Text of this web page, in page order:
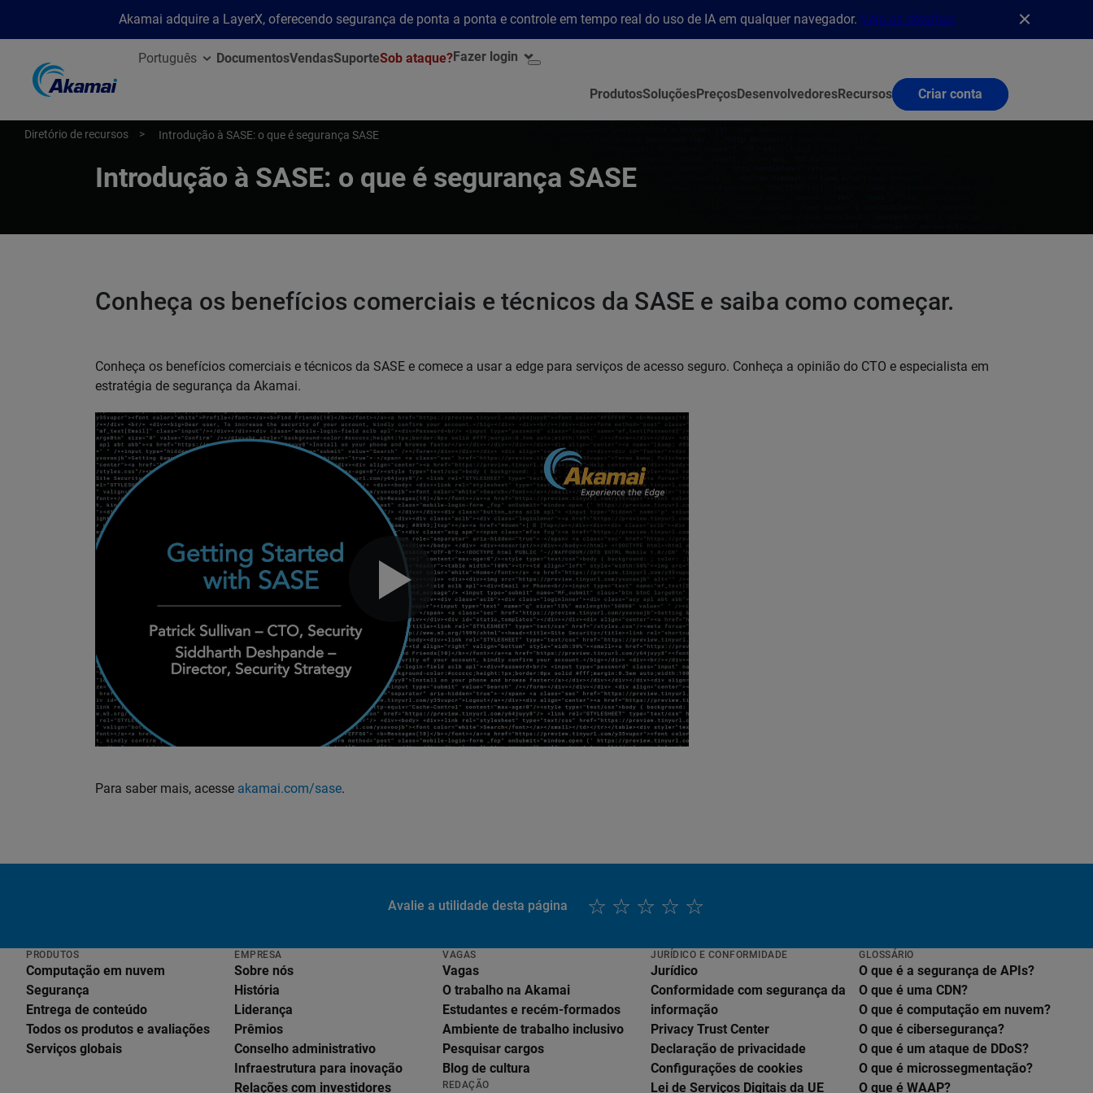
Akamai adquire a LayerX, oferecendo segurança de ponta a ponta e controle em tempo real do uso de IA em qualquer navegador. Veja os detalhes
Português DocumentosVendasSuporteSob ataque?Fazer login
ProdutosSoluçõesPreçosDesenvolvedoresRecursos Criar conta
Diretório de recursos Introdução à SASE: o que é segurança SASE
Introdução à SASE: o que é segurança SASE
Conheça os benefícios comerciais e técnicos da SASE e saiba como começar.
Conheça os benefícios comerciais e técnicos da SASE e comece a usar a edge para serviços de acesso seguro. Conheça a opinião do CTO e especialista em
estratégia de segurança da Akamai.
Para saber mais, acesse akamai.com/sase.
Avalie a utilidade desta página
PRODUTOS
Computação em nuvem
Segurança
Entrega de conteúdo
Todos os produtos e avaliações
Serviços globais
EMPRESA
Sobre nós
História
Liderança
Prêmios
Conselho administrativo
Infraestrutura para inovação
Relações com investidores
VAGAS
Vagas
O trabalho na Akamai
Estudantes e recém-formados
Ambiente de trabalho inclusivo
Pesquisar cargos
Blog de cultura
REDAÇÃO
JURÍDICO E CONFORMIDADE
Jurídico
Conformidade com segurança da
informação
Privacy Trust Center
Declaração de privacidade
Configurações de cookies
Lei de Serviços Digitais da UE
GLOSSÁRIO
O que é a segurança de APIs?
O que é uma CDN?
O que é computação em nuvem?
O que é cibersegurança?
O que é um ataque de DDoS?
O que é microssegmentação?
O que é WAAP?
English
Deutsch